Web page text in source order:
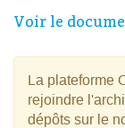
Voir le
La plateforme
rejoindre
dépôts sur le